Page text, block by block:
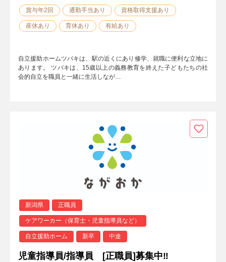
賞与年2回 通勤手当あり 資格取得支援あり
産休あり 育休あり 有給あり
自立援助ホームツバキは、駅の近くにあり修学、就職に便利な立地に
あります。 ツバキは、15歳以上の義務教育を終えた子どもたちの社
会的自立を職員と一緒に生活しなが…
新潟県 正職員
ケアワーカー（保育士・児童指導員など）
自立援助ホーム 新卒 中途
児童指導員/指導員 [正職員]募集中‼